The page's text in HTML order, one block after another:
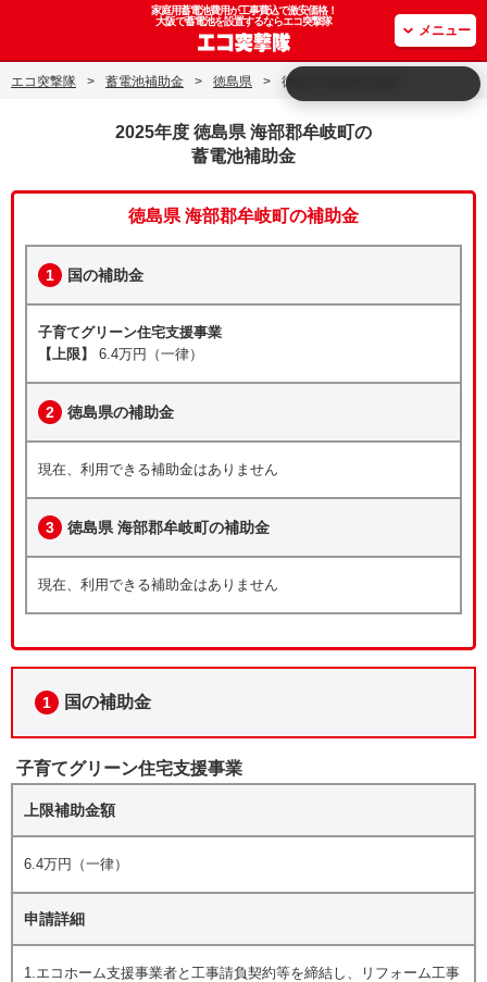
家庭用蓄電池費用が工事費込で激安価格！
大阪で蓄電池を設置するならエコ突撃隊
メニュー
エコ突撃隊 > 蓄電池補助金 > 徳島県 > 徳島県 海部郡牟岐町
2025年度 徳島県 海部郡牟岐町の
蓄電池補助金
徳島県 海部郡牟岐町の補助金
1 国の補助金
子育てグリーン住宅支援事業
【上限】
6.4万円（一律）
2 徳島県の補助金
現在、利用できる補助金はありません
3 徳島県 海部郡牟岐町の補助金
現在、利用できる補助金はありません
1 国の補助金
子育てグリーン住宅支援事業
上限補助金額
6.4万円（一律）
申請詳細
1.エコホーム支援事業者と工事請負契約等を締結し、リフォーム工事